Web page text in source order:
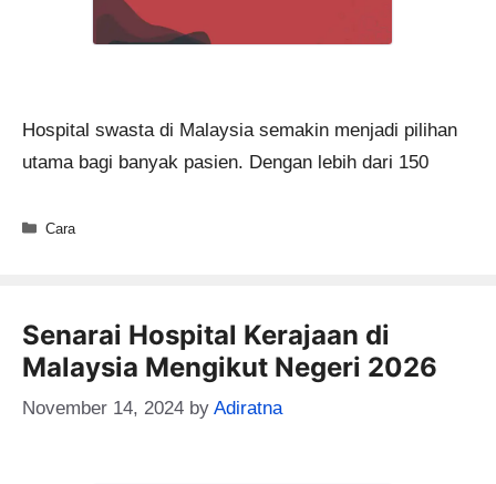
Hospital swasta di Malaysia semakin menjadi pilihan
utama bagi banyak pasien. Dengan lebih dari 150
Categories
Cara
Senarai Hospital Kerajaan di
Malaysia Mengikut Negeri 2026
November 14, 2024 by Adiratna